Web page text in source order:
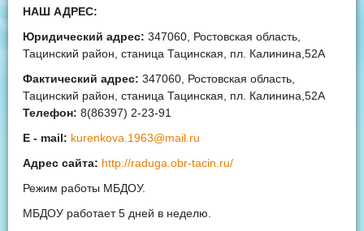
НАШ АДРЕС:
Юридический адрес: 347060, Ростовская область,
Тацинский район, станица Тацинская, пл. Калинина,52А
Фактический адрес: 347060, Ростовская область,
Тацинский район, станица Тацинская, пл. Калинина,52А
Телефон: 8(86397) 2-23-91
E - mail: kurenkova.1963@mail.ru
Адрес сайта: http://raduga.obr-tacin.ru/
Режим работы МБДОУ.
МБДОУ работает 5 дней в неделю.